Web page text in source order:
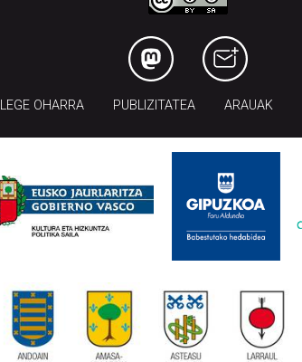
LEGE OHARRA PUBLIZITATEA ARAUAK